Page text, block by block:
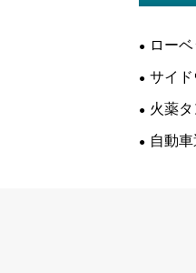
ロー
サイ
火薬
自動